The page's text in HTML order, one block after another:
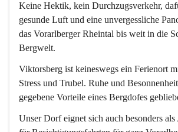
Keine Hektik, kein Durchzugsverkehr,
gesunde Luft und eine unvergessliche
das Vorarlberger Rheintal bis weit in die
Bergwelt.
Viktorsberg ist keineswegs ein Ferienort
Stress und Trubel. Ruhe und
gegebene Vorteile eines Bergdofes
Unser Dorf eignet sich auch besonders